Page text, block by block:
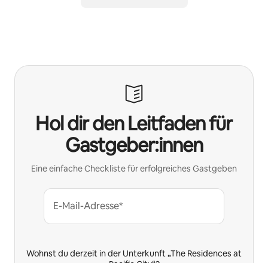
Hol dir den Leitfaden für
Gastgeber:innen
Eine einfache Checkliste für erfolgreiches Gastgeben
E-Mail-Adresse*
Wohnst du derzeit in der Unterkunft „The Residences at